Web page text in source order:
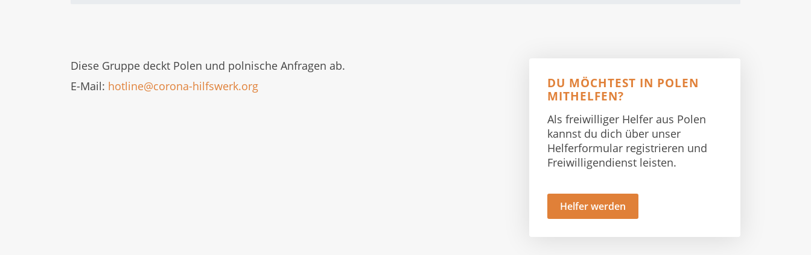
Diese Gruppe deckt Polen und polnische Anfragen ab.
E-Mail: hotline@corona-hilfswerk.org
DU MÖCHTEST IN POLEN
MITHELFEN?
Als freiwilliger Helfer aus Polen
kannst du dich über unser
Helferformular registrieren und
Freiwilligendienst leisten.
Helfer werden